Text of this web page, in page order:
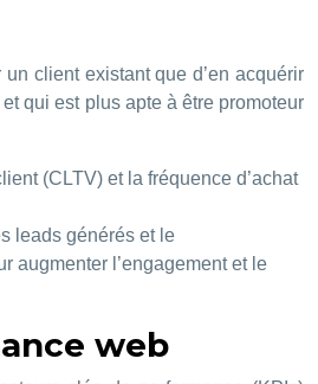
client existant que d’en acquérir
qui est plus apte à être promoteur
(CLTV) et la fréquence d’achat
leads générés et le
augmenter l’engagement et le
web